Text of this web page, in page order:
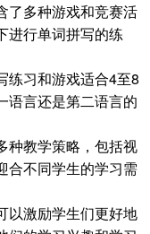
了多种游戏和竞赛活
进行单词拼写的练
练习和游戏适合4至8
语言还是第二语言的
种教学策略，包括视
合不同学生的学习需
以激励学生们更好地